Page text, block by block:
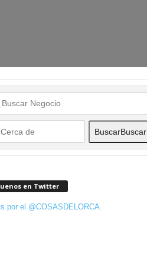
BuscarBuscar
en Twitter
por el @COSASDELORCA.